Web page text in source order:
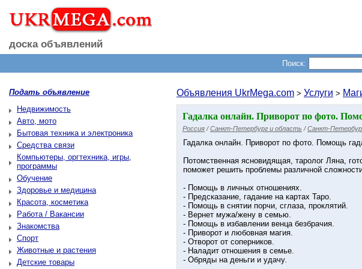
доска объявлений
Поиск:
Подать объявление
Недвижимость
Авто, мото
Бытовая техника и электроника
Средства связи
Компьютеры, оргтехника, игры,
программы
Обучение
Здоровье и медицина
Красота, косметика
Работа / Вакансии
Знакомства
Спорт
Животные и растения
Детские товары
Объявления UkrMega.com > Услуги >
Гадалка онлайн. Приворот по фото.
Россия /Санкт-Петербург и область /Санкт-
Гадалка онлайн. Приворот по фото. Помощь
Потомственная ясновидящая, таролог Ляна,
поможет решить проблемы различной
- Помощь в личных отношениях.
- Предсказание, гадание на картах Таро.
- Помощь в снятии порчи, сглаза, проклятий.
- Вернет мужа/жену в семью.
- Помощь в избавлении венца безбрачия.
- Приворот и любовная магия.
- Отворот от соперников.
- Наладит отношения в семье.
- Обряды на деньги и удачу.